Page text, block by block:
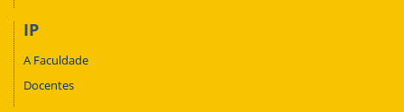
IP
A Faculdade
Docentes